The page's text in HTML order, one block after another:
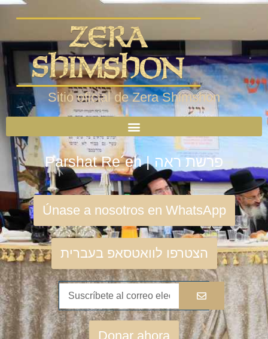
Sitio oficial de Zera Shimshon
Parshat Re´eh | פרשת ראה
Únase a nosotros en WhatsApp
הצטרפו לוואטסאפ בעברית
Donar ahora